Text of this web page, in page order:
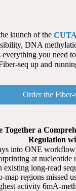
launch of the
DNA
you need
seq up and
Order the
Together a
Regulation
into ONE
at nucleotide
existing long-read
map regions missed
activity 6mA-